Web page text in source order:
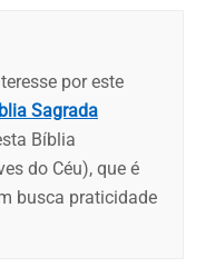
por este
Sagrada
Bíblia
do Céu), que é
busca praticidade